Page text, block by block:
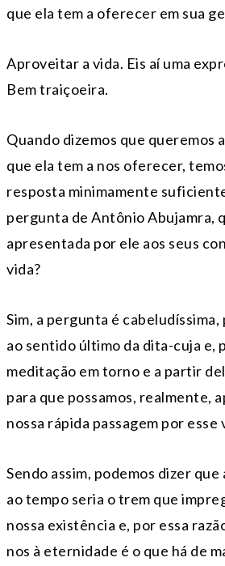
que ela tem a oferecer em sua
Aproveitar a vida. Eis aí uma
Bem traiçoeira.
Quando dizemos que queremos
que ela tem a nos oferecer,
resposta minimamente
pergunta de Antônio Abujamra,
apresentada por ele aos seus
vida?
Sim, a pergunta é
ao sentido último da dita-cuja e,
meditação em torno e a partir
para que possamos, realmente,
nossa rápida passagem por esse
Sendo assim, podemos dizer
ao tempo seria o trem que
nossa existência e, por essa
nos à eternidade é o que há de